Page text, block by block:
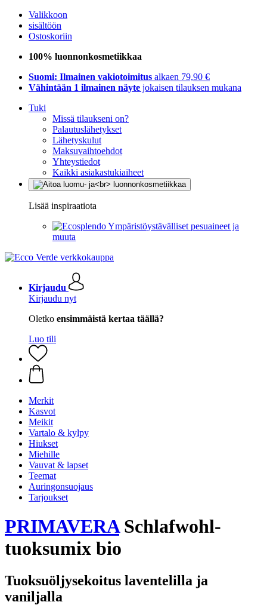
Valikkoon
sisältöön
Ostoskoriin
100% luonnonkosmetiikkaa
Suomi: Ilmainen vakiotoimitus alkaen 79,90 €
Vähintään 1 ilmainen näyte jokaisen tilauksen mukana
Tuki
Missä tilaukseni on?
Palautuslähetykset
Lähetyskulut
Maksuvaihtoehdot
Yhteystiedot
Kaikki asiakastukiaiheet
Lisää inspiraatiota
Ympäristöystävälliset pesuaineet ja
muuta
Kirjaudu
Kirjaudu nyt
Oletko ensimmäistä kertaa täällä?
Luo tili
Merkit
Kasvot
Meikit
Vartalo & kylpy
Hiukset
Miehille
Vauvat & lapset
Teemat
Auringonsuojaus
Tarjoukset
PRIMAVERASchlafwohl-
tuoksumix bio
Tuoksuöljysekoitus laventelilla ja
vaniljalla